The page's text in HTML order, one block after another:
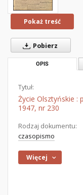
Pokaż treść
Pobierz
OPIS
Tytuł:
Życie Olsztyńskie :
1947, nr 230
Rodzaj dokumentu:
czasopismo
Więcej